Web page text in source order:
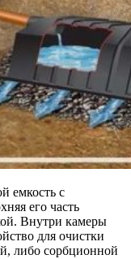
емкость с
его часть
Внутри камеры
для очистки
либо сорбционной